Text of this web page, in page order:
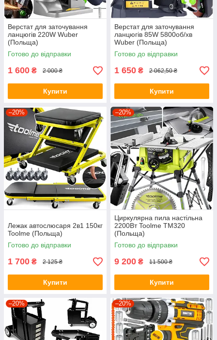
Верстат для заточування
ланцюгів 220W Wuber
(Польща)
Готово до відправки
1 600 ₴ 2 000 ₴
Купити
Верстат для заточування
ланцюгів 85W 5800об/хв
Wuber (Польща)
Готово до відправки
1 650 ₴ 2 062,50 ₴
Купити
–20%
Лежак автослюсаря 2в1 150кг
Toolme (Польща)
Готово до відправки
1 700 ₴ 2 125 ₴
Купити
–20%
Циркулярна пила настільна
2200Вт Toolme TM320
(Польща)
Готово до відправки
9 200 ₴ 11 500 ₴
Купити
–20% –20%